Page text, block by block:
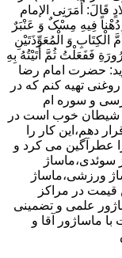
أَمَرَنِی الإمام
فِیهِ مِسْکٌ وَ عَنْبَرٌ
وَ الْمُعَوِّذَتَیْنِ
فَفَعَلْتُ ثُمَّ أَتَیْتُهُ بِهِ
حضرت امام رضا
تهیه کنم که در
و سوره ام
شیطان خوب است در
دهم،این کار را
عطرآگین می کرد و
سوئدی،ماساژ
ورزشی،ماساژ
قیمت در مراکز
علمی و تضمینی
ماساژور آقا و